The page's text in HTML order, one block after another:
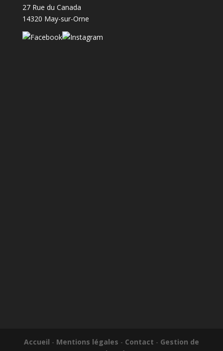
27 Rue du Canada
14320 May-sur-Orne
Accueil - Mentions légales - Contact - Gestion de